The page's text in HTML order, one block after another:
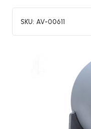
SKU: AV-00611